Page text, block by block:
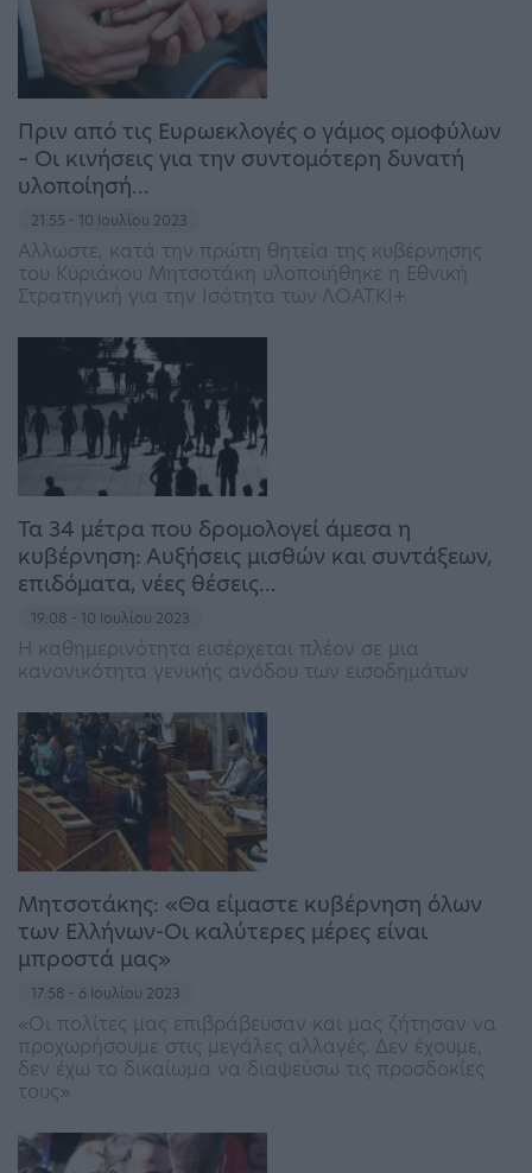
Πριν από τις Ευρωεκλογές ο γάμος ομοφύλων
– Οι κινήσεις για την συντομότερη δυνατή
υλοποίησή…
21:55 - 10 Ιουλίου 2023
Αλλωστε, κατά την πρώτη θητεία της κυβέρνησης
του Κυριάκου Μητσοτάκη υλοποιήθηκε η Εθνική
Στρατηγική για την Ισότητα των ΛΟΑΤΚΙ+
Τα 34 μέτρα που δρομολογεί άμεσα η
κυβέρνηση: Αυξήσεις μισθών και συντάξεων,
επιδόματα, νέες θέσεις…
19:08 - 10 Ιουλίου 2023
Η καθημερινότητα εισέρχεται πλέον σε μια
κανονικότητα γενικής ανόδου των εισοδημάτων
Μητσοτάκης: «Θα είμαστε κυβέρνηση όλων
των Ελλήνων-Οι καλύτερες μέρες είναι
μπροστά μας»
17:58 - 6 Ιουλίου 2023
«Οι πολίτες μας επιβράβευσαν και μας ζήτησαν να
προχωρήσουμε στις μεγάλες αλλαγές. Δεν έχουμε,
δεν έχω το δικαίωμα να διαψεύσω τις προσδοκίες
τους»